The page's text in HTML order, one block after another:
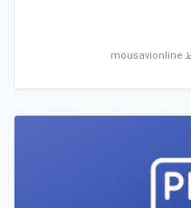
mousavionline